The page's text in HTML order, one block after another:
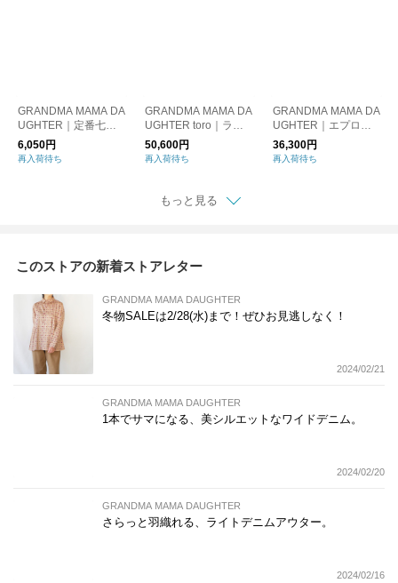
GRANDMA MAMA DA
UGHTER｜定番七分
袖カットソー GC190
A
6,050円
再入荷待ち
GRANDMA MAMA DA
UGHTER toro｜ラウ
ンドカラーショートジ
ャケット TJ2413501
50,600円
再入荷待ち
GRANDMA MAMA DA
UGHTER｜エプロン
スカート GK2412231
36,300円
再入荷待ち
もっと見る
このストアの新着ストアレター
GRANDMA MAMA DAUGHTER
冬物SALEは2/28(水)まで！ぜひお見逃しなく！
2024/02/21
GRANDMA MAMA DAUGHTER
1本でサマになる、美シルエットなワイドデニム。
2024/02/20
GRANDMA MAMA DAUGHTER
さらっと羽織れる、ライトデニムアウター。
2024/02/16